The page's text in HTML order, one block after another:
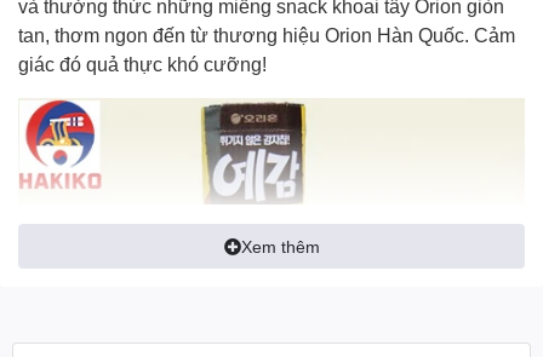
và thưởng thức những miếng snack khoai tây Orion giòn
tan, thơm ngon đến từ thương hiệu Orion Hàn Quốc. Cảm
giác đó quả thực khó cưỡng!
Xem thêm